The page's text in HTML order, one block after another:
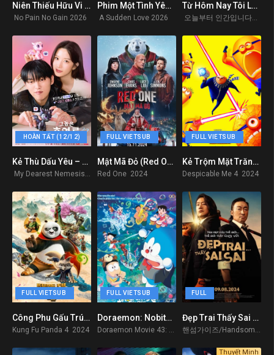
0Niên Thiếu Hữu Vi (Lâm Duẫn)
No Pain No Gain 2026
10
Phim Một Tình Yêu Bất Ngờ Đến
A Sudden Love 2026
0
Từ Hôm Nay Tôi Là Con Người (No Tail To Tell)
오늘부터 인간입니다만 2026
HOÀN TẤT (12/12)
0
Kẻ Thù Dấu Yêu – My Dearest Nemesis 2025
My Dearest Nemesis 2025
FULL VIETSUB
7.9Mật Mã Đỏ (Red One)
Red One 2024
FULL VIETSUB
8Kẻ Trộm Mặt Trăng Phần 4 (2025)
Despicable Me 4 2024
FULL VIETSUB
5.6Công Phu Gấu Trúc 4
Kung Fu Panda 4 2024
FULL VIETSUB
6.4
Doraemon: Nobita và Bản Giao Hưởng Địa Cầu
FULL
5
Đẹp Trai Thấy Sai Sai
Thuyết Minh